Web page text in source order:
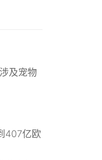
及宠物
407亿欧